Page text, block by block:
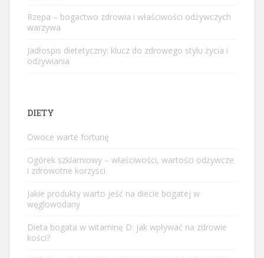
Rzepa – bogactwo zdrowia i właściwości odżywczych
warzywa
Jadłospis dietetyczny: klucz do zdrowego stylu życia i
odżywiania
DIETY
Owoce warte fortunę
Ogórek szklarniowy – właściwości, wartości odżywcze
i zdrowotne korzyści
Jakie produkty warto jeść na diecie bogatej w
węglowodany
Dieta bogata w witaminę D: jak wpływać na zdrowie
kości?